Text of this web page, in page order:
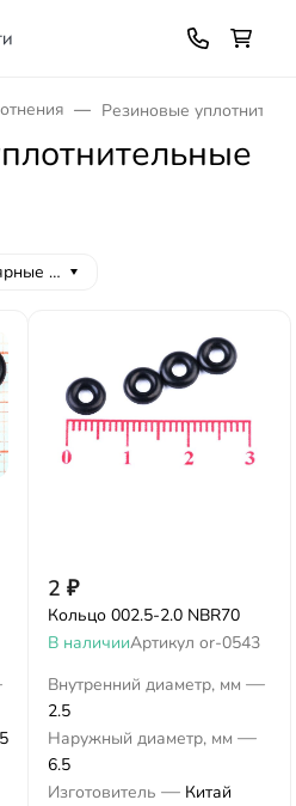
Резиновые
сначала
5
2 ₽
Кольцо 002.5-2.0 NBR70
В наличииАртикул or-0543
Внутренний диаметр, мм —
2.5
Наружный диаметр, мм —
6.5
Изготовитель — Китай